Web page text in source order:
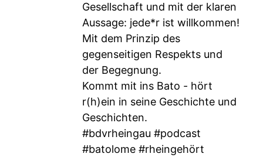
Gesellschaft und mit der klaren
Aussage: jede*r ist willkommen!
Mit dem Prinzip des
gegenseitigen Respekts und
der Begegnung.
Kommt mit ins Bato - hört
r(h)ein in seine Geschichte und
Geschichten.
#bdvrheingau #podcast
#batolome #rheingehört